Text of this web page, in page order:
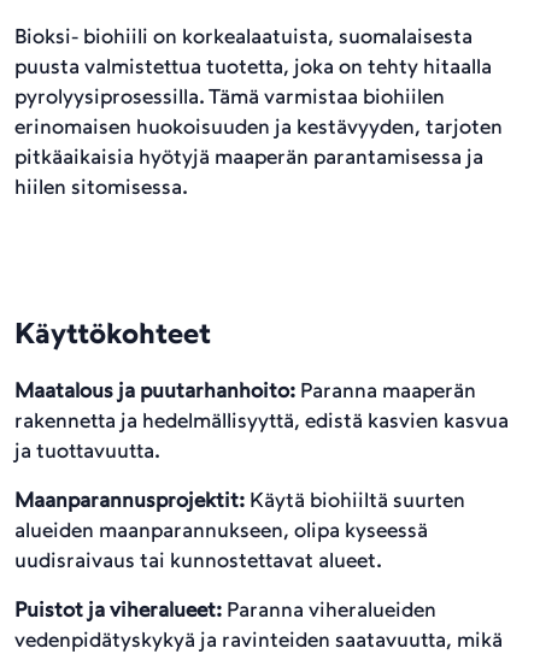
Bioksi- biohiili on korkealaatuista, suomalaisesta
puusta valmistettua tuotetta, joka on tehty hitaalla
pyrolyysiprosessilla. Tämä varmistaa biohiilen
erinomaisen huokoisuuden ja kestävyyden, tarjoten
pitkäaikaisia hyötyjä maaperän parantamisessa ja
hiilen sitomisessa.
Käyttökohteet
Maatalous ja puutarhanhoito: Paranna maaperän
rakennetta ja hedelmällisyyttä, edistä kasvien kasvua
ja tuottavuutta.
Maanparannusprojektit: Käytä biohiiltä suurten
alueiden maanparannukseen, olipa kyseessä
uudisraivaus tai kunnostettavat alueet.
Puistot ja viheralueet: Paranna viheralueiden
vedenpidätyskykyä ja ravinteiden saatavuutta, mikä